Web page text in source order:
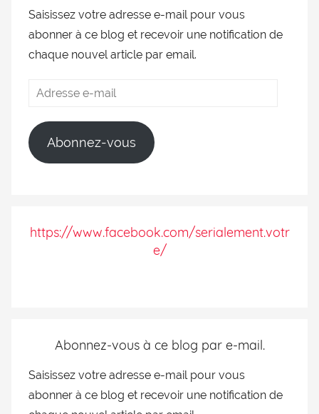
Saisissez votre adresse e-mail pour vous
abonner à ce blog et recevoir une notification de
chaque nouvel article par email.
Abonnez-vous
https://www.facebook.com/serialement.votr
e/
Abonnez-vous à ce blog par e-mail.
Saisissez votre adresse e-mail pour vous
abonner à ce blog et recevoir une notification de